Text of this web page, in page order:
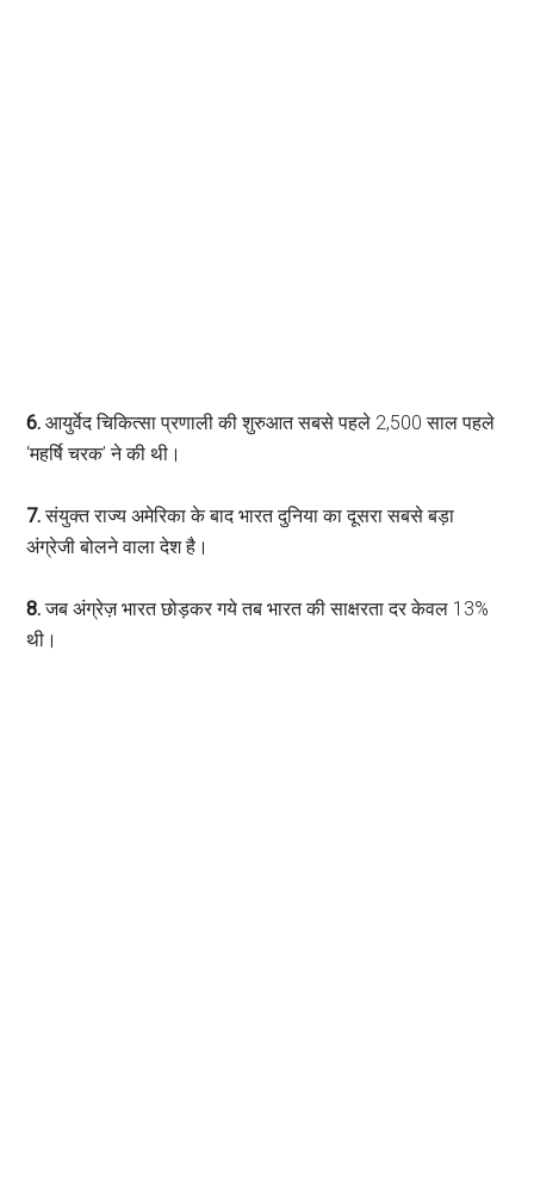
6.आयुर्वेद चिकित्सा प्रणाली की शुरुआत सबसे पहले 2,500 साल पहले
‘महर्षि चरक’ ने की थी।
7.संयुक्त राज्य अमेरिका के बाद भारत दुनिया का दूसरा सबसे बड़ा
अंग्रेजी बोलने वाला देश है।
8.जब अंग्रेज़ भारत छोड़कर गये तब भारत की साक्षरता दर केवल 13%
थी।